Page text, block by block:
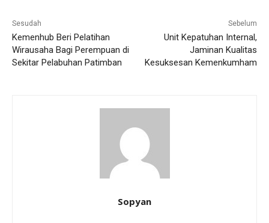
Sesudah
Kemenhub Beri Pelatihan
Wirausaha Bagi Perempuan di
Sekitar Pelabuhan Patimban
Sebelum
Unit Kepatuhan Internal,
Jaminan Kualitas
Kesuksesan Kemenkumham
Sopyan